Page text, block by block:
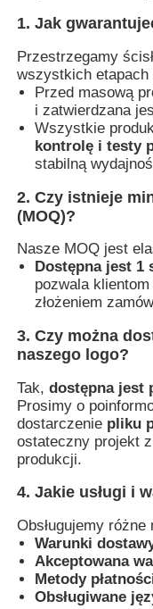
1. Jak
Przestrzegamy
wszystkich etapach
Przed masową
i zatwierdzana
Wszystkie
kontrolę i testy
stabilną
2. Czy istnieje
(MOQ)?
Nasze MOQ jest
Dostępna jest 1
pozwala
złożeniem
3. Czy można
naszego logo?
Tak,dostępna jest
Prosimy o
dostarczenie pliku
ostateczny projekt
produkcji.
4. Jakie usługi i
Obsługujemy
Warunki
Akceptowana
Metody
Obsługiwane